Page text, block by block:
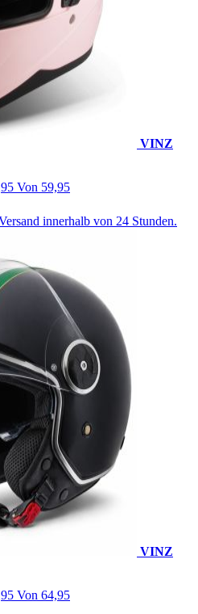
VINZ
Von 59,95
innerhalb von 24 Stunden.
VINZ
Von 64,95